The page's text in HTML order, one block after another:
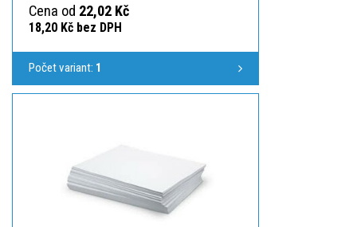
Cena od 22,02 Kč
18,20 Kč bez DPH
Počet variant: 1